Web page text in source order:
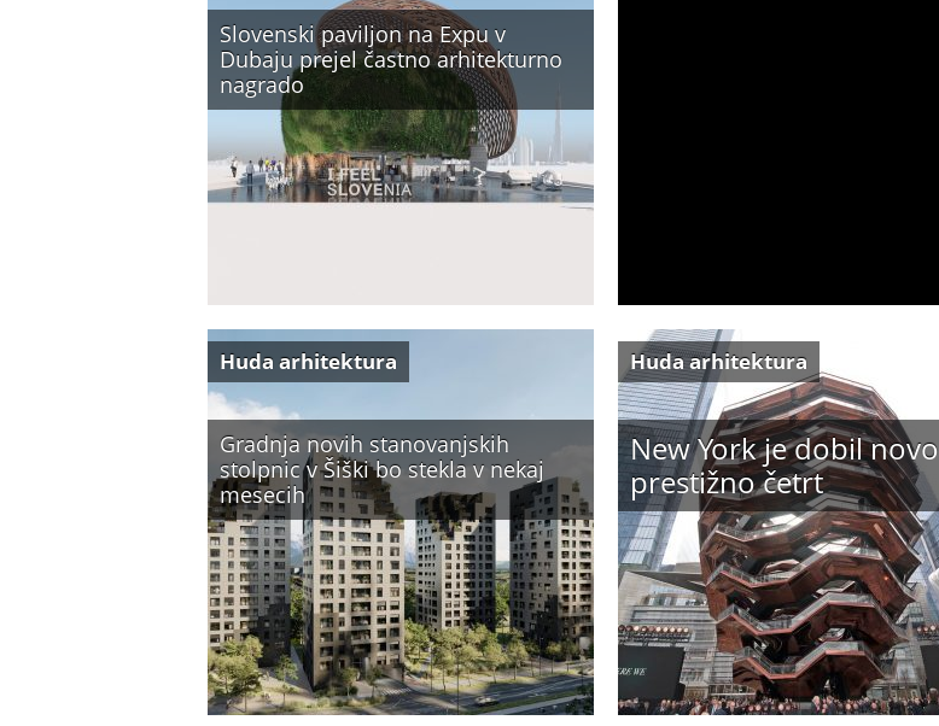
Slovenski paviljon na Expu v
Dubaju prejel častno arhitekturno
nagrado
Gradnja novih stanovanjskih
stolpnic v Šiški bo stekla v nekaj
mesecih
Huda arhitektura
New York je dobil novo
prestižno četrt
Huda arhitektura